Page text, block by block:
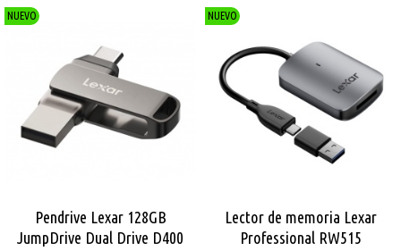
NUEVO
Pendrive Lexar 128GB
JumpDrive Dual Drive D400
NUEVO
Lector de memoria Lexar
Professional RW515